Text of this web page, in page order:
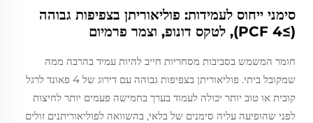
סימני ייחוס לעמידות: פוליאוריתן בצפיפות גבוהה
(≥4 PCF), לטקס דונופ, וצמר פרמיום
חומר המשמש בסביבות מסחריות חייב להיות עמיד בהרבה ממה
שמקובל ביתי. פוליאוריתן בצפיפות גבוהה עם דירוג של 4 פאונד לרגל
קובית או טוב יותר יכולה לעמוד בערך בחמישה פעמים יותר לחיצות
לפני שהופיעה עליה סימנים של בלאי, בהשוואה לפוליאוריתנים זולים